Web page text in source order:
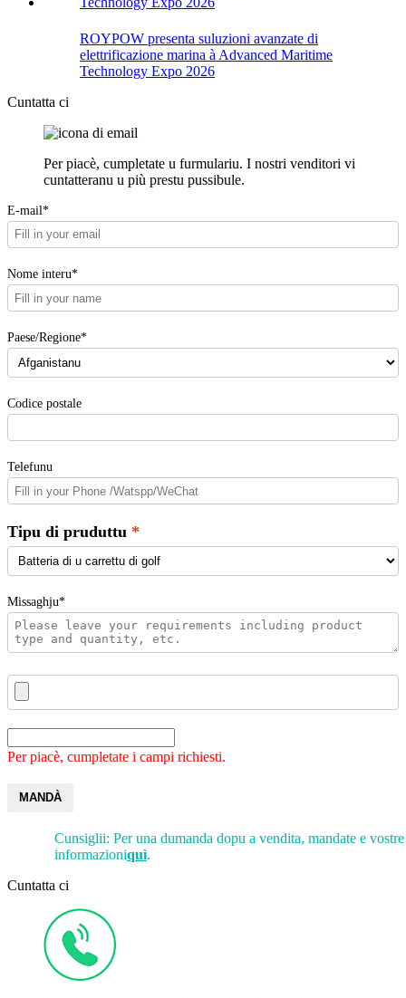
ROYPOW presenta suluzioni avanzate di
elettrificazione marina à Advanced Maritime
Technology Expo 2026
Cuntatta ci
Per piacè, cumpletate u furmulariu. I nostri venditori vi
cuntatteranu u più prestu pussibule.
E-mail*
Nome interu*
Paese/Regione*
Codice postale
Telefunu
Tipu di pruduttu
Missaghju*
Per piacè, cumpletate i campi richiesti.
MANDÀ
Cunsiglii: Per una dumanda dopu a vendita, mandate e vostre
informazioniquì.
Cuntatta ci